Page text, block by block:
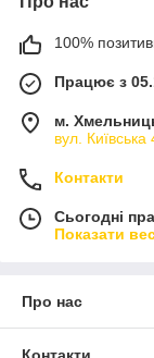
100%
Працює з
м.
вул.
Контакти
Сьогодні
Показати
Про нас